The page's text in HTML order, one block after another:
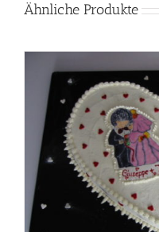
Ähnliche Produkte